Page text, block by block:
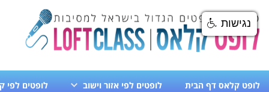
לופט קלאס דף הבית לופטים לפי אזור וישוב לופטים לפי
נגישות